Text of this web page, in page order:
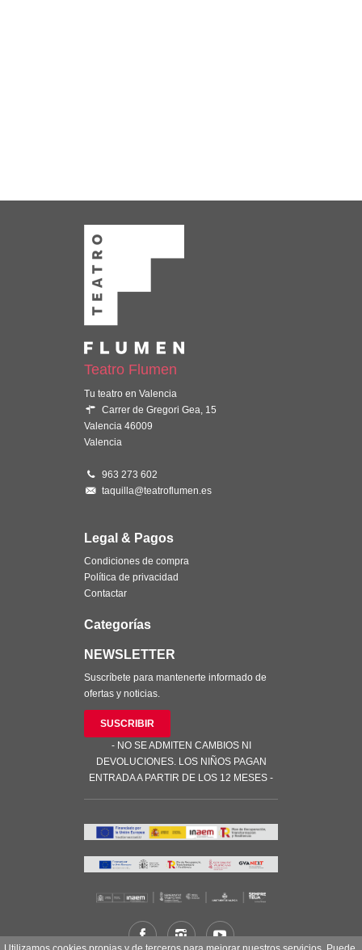
Teatro Flumen
Tu teatro en Valencia
Carrer de Gregori Gea, 15
Valencia 46009
Valencia
963 273 602
taquilla@teatroflumen.es
Legal & Pagos
Condiciones de compra
Política de privacidad
Contactar
Categorías
NEWSLETTER
Suscríbete para mantenerte informado de
ofertas y noticias.
SUSCRIBIR
- NO SE ADMITEN CAMBIOS NI
DEVOLUCIONES. LOS NIÑOS PAGAN
ENTRADA A PARTIR DE LOS 12 MESES -